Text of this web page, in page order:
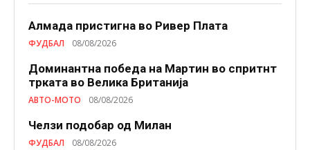
Алмада пристигна во Ривер Плата
ФУДБАЛ 08/08/2026
Доминантна победа на Мартин во спритнт
трката во Велика Британија
АВТО-МОТО 08/08/2026
Челзи подобaр од Милан
ФУДБАЛ 08/08/2026